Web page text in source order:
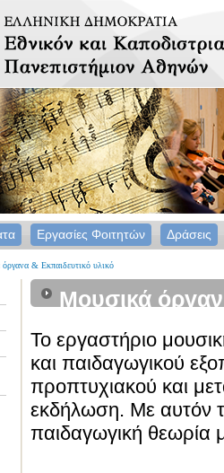
Εργασίες Φοιτητών Δράσεις
& Εκπαιδευτικό υλικό
Μουσικά
Το εργαστήριο
και παιδαγωγικού
προπτυχιακού και
εκδήλωση. Με αυτόν
παιδαγωγική θεωρία